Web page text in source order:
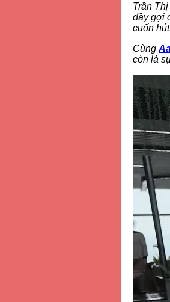
Trần
đầy gợi
cuốn
Cùng
còn là